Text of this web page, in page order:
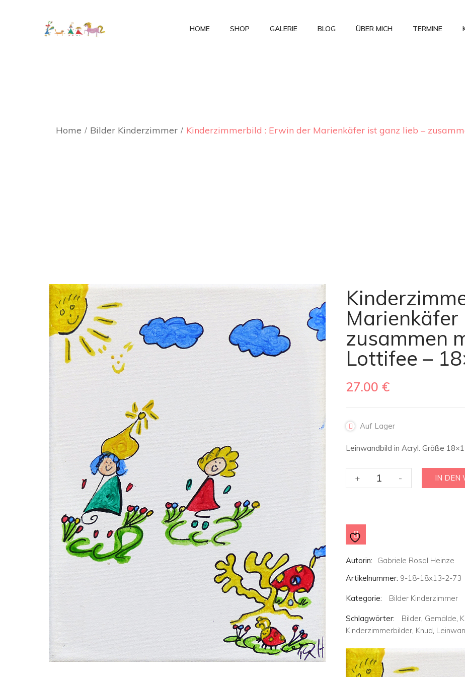
HOME SHOP GALERIE BLOG ÜBER MICH TERMINE
Home Bilder Kinderzimmer Kinderzimmerbild : Erwin der Marienkäfer ist ganz lieb –
Marienkäfer
zusammen
Lottifee –
27.00 €
Auf Lager
Leinwandbild in Acryl. Größe
+
Kinderzimmerbild
:
lieb
zusammen
mit
und
Lottifee
18x13
cm
- IN DEN
Autorin:
Gabriele Rosal Heinze
Artikelnummer: 9-18-18x13-2-73
Kategorie: Bilder Kinderzimmer
Schlagwörter: Bilder, Gemälde,
Kinderzimmerbilder, Knud,